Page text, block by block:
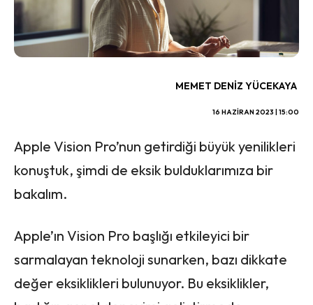
MEMET DENIZ YÜCEKAYA
16 HAZIRAN 2023 | 15:00
Apple Vision Pro’nun getirdiği büyük yenilikleri
konuştuk, şimdi de eksik bulduklarımıza bir
bakalım.
Apple’ın Vision Pro başlığı etkileyici bir
sarmalayan teknoloji sunarken, bazı dikkate
değer eksiklikleri bulunuyor. Bu eksiklikler,